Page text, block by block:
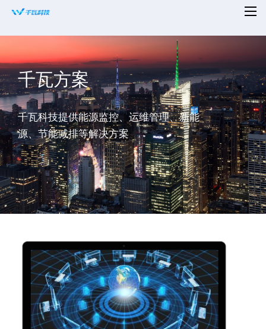
平台赋能
解决方案
新闻资讯
适配设备
知名案例
合作共赢
千瓦方案
千瓦科技提供能源监控、运维管理、新能
源、节能减排等解决方案